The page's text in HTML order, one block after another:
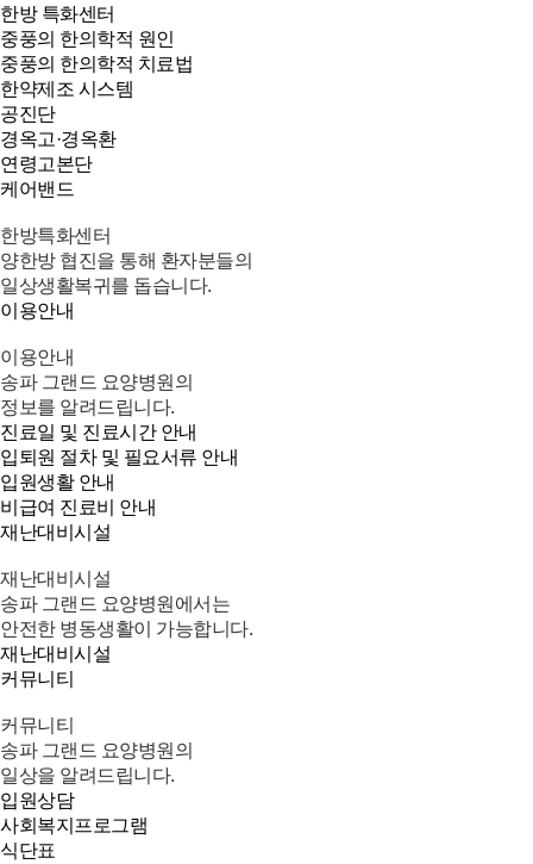
한방 특화센터
중풍의 한의학적 원인
중풍의 한의학적 치료법
한약제조 시스템
공진단
경옥고·경옥환
연령고본단
케어밴드
한방특화센터
양한방 협진을 통해 환자분들의
일상생활복귀를 돕습니다.
이용안내
이용안내
송파 그랜드 요양병원의
정보를 알려드립니다.
진료일 및 진료시간 안내
입퇴원 절차 및 필요서류 안내
입원생활 안내
비급여 진료비 안내
재난대비시설
재난대비시설
송파 그랜드 요양병원에서는
안전한 병동생활이 가능합니다.
재난대비시설
커뮤니티
커뮤니티
송파 그랜드 요양병원의
일상을 알려드립니다.
입원상담
사회복지프로그램
식단표